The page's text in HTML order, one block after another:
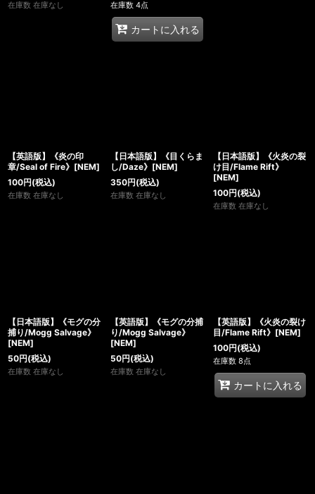
在庫数 在庫なし 在庫数 4点
カートに入れる
【英語版】《炎の印
章/Seal of Fire》[NEM]
100円(税込)
在庫数 在庫なし
【日本語版】《目くらま
し/Daze》[NEM]
350円(税込)
在庫数 在庫なし
【日本語版】《火炎の裂
け目/Flame Rift》
[NEM]
100円(税込)
在庫数 在庫なし
【日本語版】《モグの分
捕り/Mogg Salvage》
[NEM]
50円(税込)
在庫数 在庫なし
【英語版】《モグの分捕
り/Mogg Salvage》
[NEM]
50円(税込)
在庫数 在庫なし
【英語版】《火炎の裂け
目/Flame Rift》[NEM]
100円(税込)
在庫数 8点
カートに入れる